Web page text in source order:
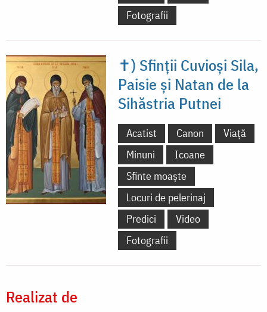
Fotografii
✝) Sfinții Cuvioși Sila,
Paisie și Natan de la
Sihăstria Putnei
Acatist Canon
Viață
Minuni
Icoane
Sfinte moaște
Locuri de pelerinaj
Predici
Video
Fotografii
Realizat de